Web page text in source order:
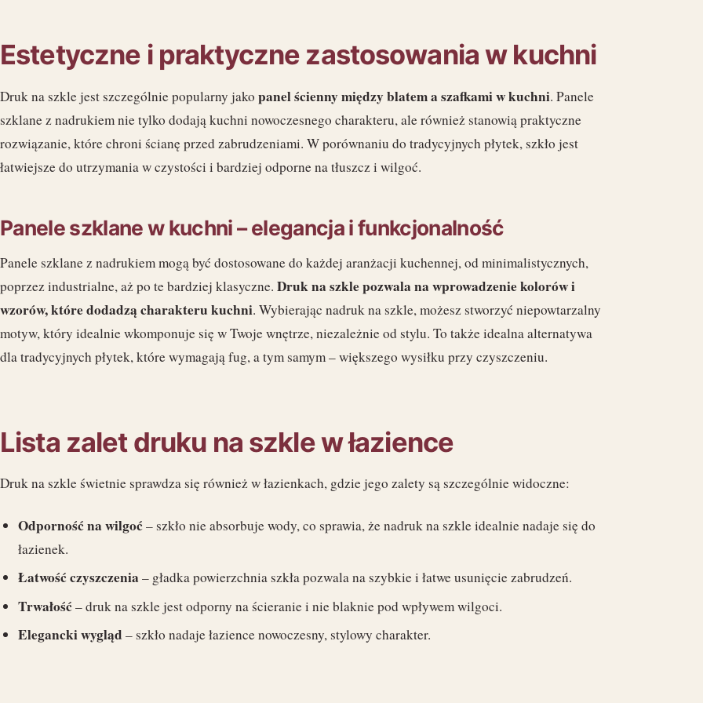
Estetyczne i praktyczne zastosowania w kuchni
Druk na szkle jest szczególnie popularny jako panel ścienny między blatem a szafkami w kuchni. Panele
szklane z nadrukiem nie tylko dodają kuchni nowoczesnego charakteru, ale również stanowią praktyczne
rozwiązanie, które chroni ścianę przed zabrudzeniami. W porównaniu do tradycyjnych płytek, szkło jest
łatwiejsze do utrzymania w czystości i bardziej odporne na tłuszcz i wilgoć.
Panele szklane w kuchni – elegancja i funkcjonalność
Panele szklane z nadrukiem mogą być dostosowane do każdej aranżacji kuchennej, od minimalistycznych,
poprzez industrialne, aż po te bardziej klasyczne. Druk na szkle pozwala na wprowadzenie kolorów i
wzorów, które dodadzą charakteru kuchni. Wybierając nadruk na szkle, możesz stworzyć niepowtarzalny
motyw, który idealnie wkomponuje się w Twoje wnętrze, niezależnie od stylu. To także idealna alternatywa
dla tradycyjnych płytek, które wymagają fug, a tym samym – większego wysiłku przy czyszczeniu.
Lista zalet druku na szkle w łazience
Druk na szkle świetnie sprawdza się również w łazienkach, gdzie jego zalety są szczególnie widoczne:
Odporność na wilgoć– szkło nie absorbuje wody, co sprawia, że nadruk na szkle idealnie nadaje się do
łazienek.
Łatwość czyszczenia – gładka powierzchnia szkła pozwala na szybkie i łatwe usunięcie zabrudzeń.
Trwałość– druk na szkle jest odporny na ścieranie i nie blaknie pod wpływem wilgoci.
Elegancki wygląd – szkło nadaje łazience nowoczesny, stylowy charakter.